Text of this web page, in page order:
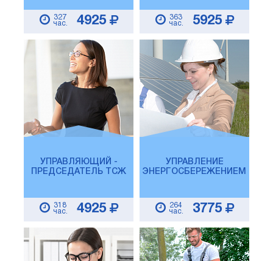
327
час.
4925
363
час.
5925
УПРАВЛЯЮЩИЙ -
ПРЕДСЕДАТЕЛЬ ТСЖ
318
час.
4925
УПРАВЛЕНИЕ
ЭНЕРГОСБЕРЕЖЕНИЕМ
264
час.
3775